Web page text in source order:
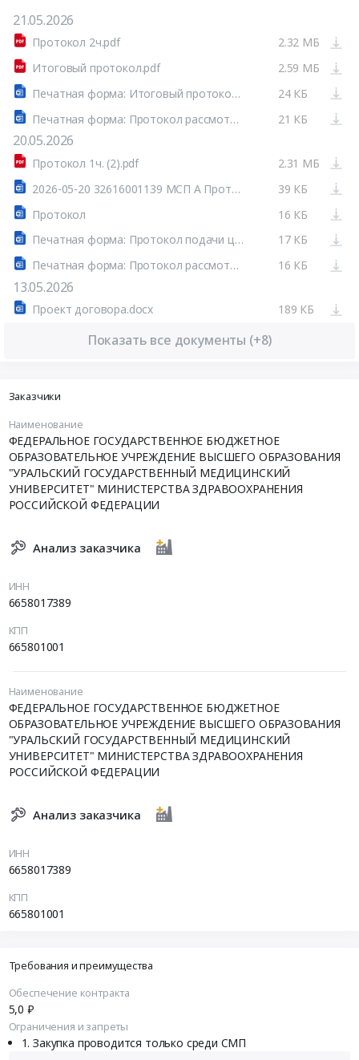
21.05.2026
Протокол 2ч.pdf
2.32 МБ
Итоговый протокол.pdf
2.59 МБ
Печатная форма: Итоговый протокол №32616001139-04
24 КБ
Печатная форма: Протокол рассмотрения вторых частей заявок №32616001139-03
21 КБ
20.05.2026
Протокол 1ч. (2).pdf
2.31 МБ
2026-05-20 32616001139 МСП А ПротоколСопоставления.doc
39 КБ
Протокол
16 КБ
Печатная форма: Протокол подачи ценовых предложений №32616001139-02
17 КБ
Печатная форма: Протокол рассмотрения первых частей заявок №32616001139-01
16 КБ
13.05.2026
Проект договора.docx 189 КБ
Показать все документы (+8)
Заказчики
Наименование
ФЕДЕРАЛЬНОЕ ГОСУДАРСТВЕННОЕ БЮДЖЕТНОЕ
ОБРАЗОВАТЕЛЬНОЕ УЧРЕЖДЕНИЕ ВЫСШЕГО ОБРАЗОВАНИЯ
"УРАЛЬСКИЙ ГОСУДАРСТВЕННЫЙ МЕДИЦИНСКИЙ
УНИВЕРСИТЕТ" МИНИСТЕРСТВА ЗДРАВООХРАНЕНИЯ
РОССИЙСКОЙ ФЕДЕРАЦИИ
Анализ заказчика
ИНН
6658017389
КПП
665801001
Наименование
ФЕДЕРАЛЬНОЕ ГОСУДАРСТВЕННОЕ БЮДЖЕТНОЕ
ОБРАЗОВАТЕЛЬНОЕ УЧРЕЖДЕНИЕ ВЫСШЕГО ОБРАЗОВАНИЯ
"УРАЛЬСКИЙ ГОСУДАРСТВЕННЫЙ МЕДИЦИНСКИЙ
УНИВЕРСИТЕТ" МИНИСТЕРСТВА ЗДРАВООХРАНЕНИЯ
РОССИЙСКОЙ ФЕДЕРАЦИИ
Анализ заказчика
ИНН
6658017389
КПП
665801001
Требования и преимущества
Обеспечение контракта
5,0 ₽
Ограничения и запреты
Закупка проводится только среди СМП